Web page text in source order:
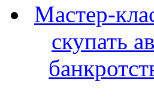
Мастер-
скупать